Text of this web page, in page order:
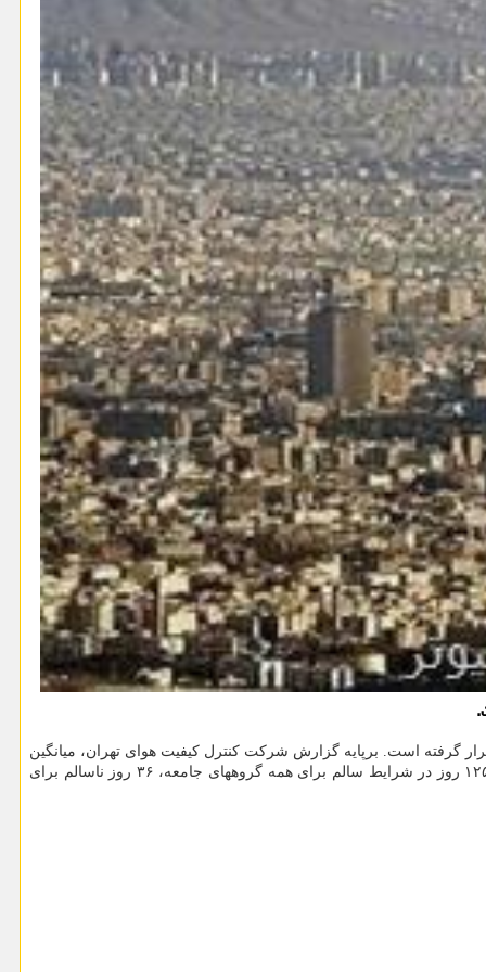
گرفته است. برپایه گزارش شرکت کنترل کیفیت هوای تهران، میانگین
غلظت آینده های هوای تهران الان بر روی عدد ۹۲ قرار دارد. کیفیت هوای پایتخت طی ۷روز گذشته در شرایط سالم قرار داشته است. تهران تا امروز ۱۲۵ روز در شرایط سالم برای همه گروههای جامعه، ۳۶ روز ناسالم برای